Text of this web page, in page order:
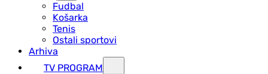
Fudbal
Košarka
Tenis
Ostali sportovi
Arhiva
TV PROGRAM